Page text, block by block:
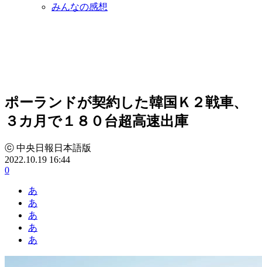
みんなの感想
ポーランドが契約した韓国Ｋ２戦車、
３カ月で１８０台超高速出庫
ⓒ 中央日報日本語版
2022.10.19 16:44
0
あ
あ
あ
あ
あ